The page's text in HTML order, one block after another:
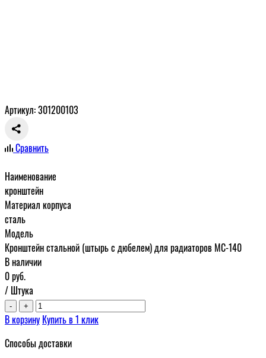
Артикул: 301200103
Сравнить
Наименование
кронштейн
Материал корпуса
сталь
Модель
Кронштейн стальной (штырь с дюбелем) для радиаторов МС-140
В наличии
0руб.
/ Штука
- +
В корзину Купить в 1 клик
Способы доставки